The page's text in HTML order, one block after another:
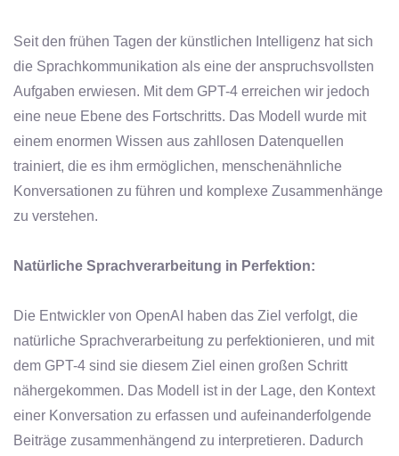
Seit den frühen Tagen der künstlichen Intelligenz hat sich
die Sprachkommunikation als eine der anspruchsvollsten
Aufgaben erwiesen. Mit dem GPT-4 erreichen wir jedoch
eine neue Ebene des Fortschritts. Das Modell wurde mit
einem enormen Wissen aus zahllosen Datenquellen
trainiert, die es ihm ermöglichen, menschenähnliche
Konversationen zu führen und komplexe Zusammenhänge
zu verstehen.
Natürliche Sprachverarbeitung in Perfektion:
Die Entwickler von OpenAI haben das Ziel verfolgt, die
natürliche Sprachverarbeitung zu perfektionieren, und mit
dem GPT-4 sind sie diesem Ziel einen großen Schritt
nähergekommen. Das Modell ist in der Lage, den Kontext
einer Konversation zu erfassen und aufeinanderfolgende
Beiträge zusammenhängend zu interpretieren. Dadurch